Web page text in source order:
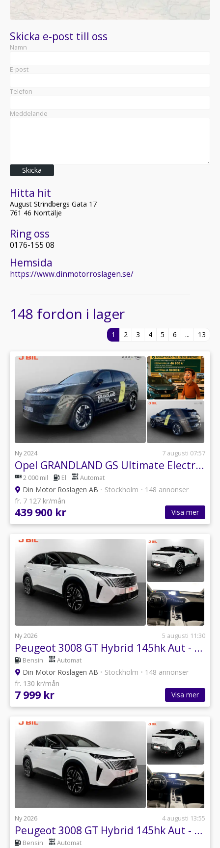
Skicka e-post till oss
Namn
E-post
Telefon
Meddelande
Skicka
Hitta hit
August Strindbergs Gata 17
761 46 Norrtälje
Ring oss
0176-155 08
Hemsida
https://www.dinmotorroslagen.se/
148 fordon i lager
1 2 3 4 5 6 ... 13
Ny 2024 7 augusti 07:57
Opel GRANDLAND GS Ultimate Electric - DEMO
2 000 mil El Automat
Din Motor Roslagen AB • Stockholm • 148 annonser
fr. 7 127 kr/mån
439 900 kr Visa mer
Ny 2026 5 augusti 11:30
Peugeot 3008 GT Hybrid 145hk Aut - HYRBIL
Bensin Automat
Din Motor Roslagen AB • Stockholm • 148 annonser
fr. 130 kr/mån
7 999 kr Visa mer
Ny 2026 4 augusti 13:55
Peugeot 3008 GT Hybrid 145hk Aut - HYRBIL
Bensin Automat